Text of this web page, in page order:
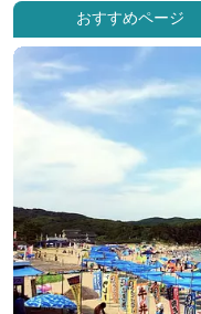
おすすめページ